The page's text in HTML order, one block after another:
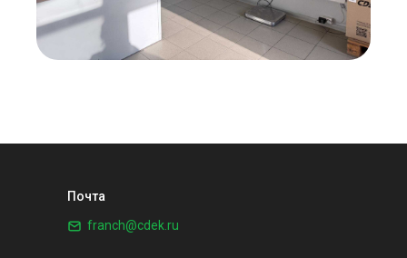
Почта
franch@cdek.ru